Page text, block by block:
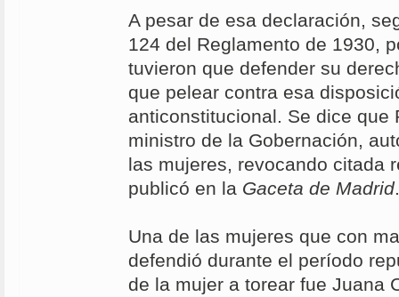
A pesar de esa declaración,
124 del Reglamento de 1930,
tuvieron que defender su
que pelear contra esa
anticonstitucional. Se dice que
ministro de la Gobernación,
las mujeres, revocando citada
publicó en la Gaceta de Madrid.
Una de las mujeres que con
defendió durante el período
de la mujer a torear fue Juana